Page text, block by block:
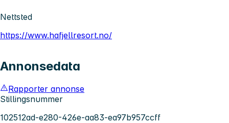
Nettsted
https://www.hafjellresort.no/
Annonsedata
Rapporter annonse
Stillingsnummer
102512ad-e280-426e-aa83-ea97b957ccff